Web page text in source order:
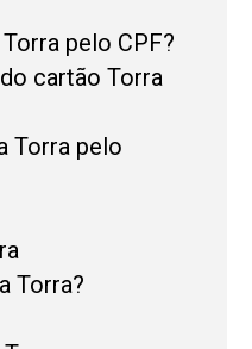
pelo CPF?
cartão Torra
Torra pelo
Torra?